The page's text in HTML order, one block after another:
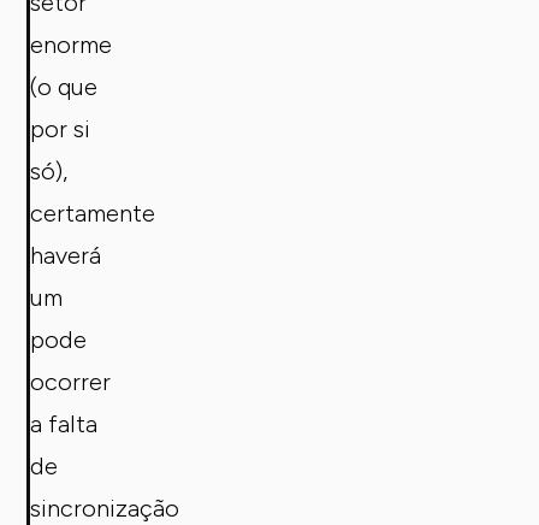
enorme
(o que
por si
só),
certamente
haverá
um
pode
ocorrer
a falta
de
sincronização